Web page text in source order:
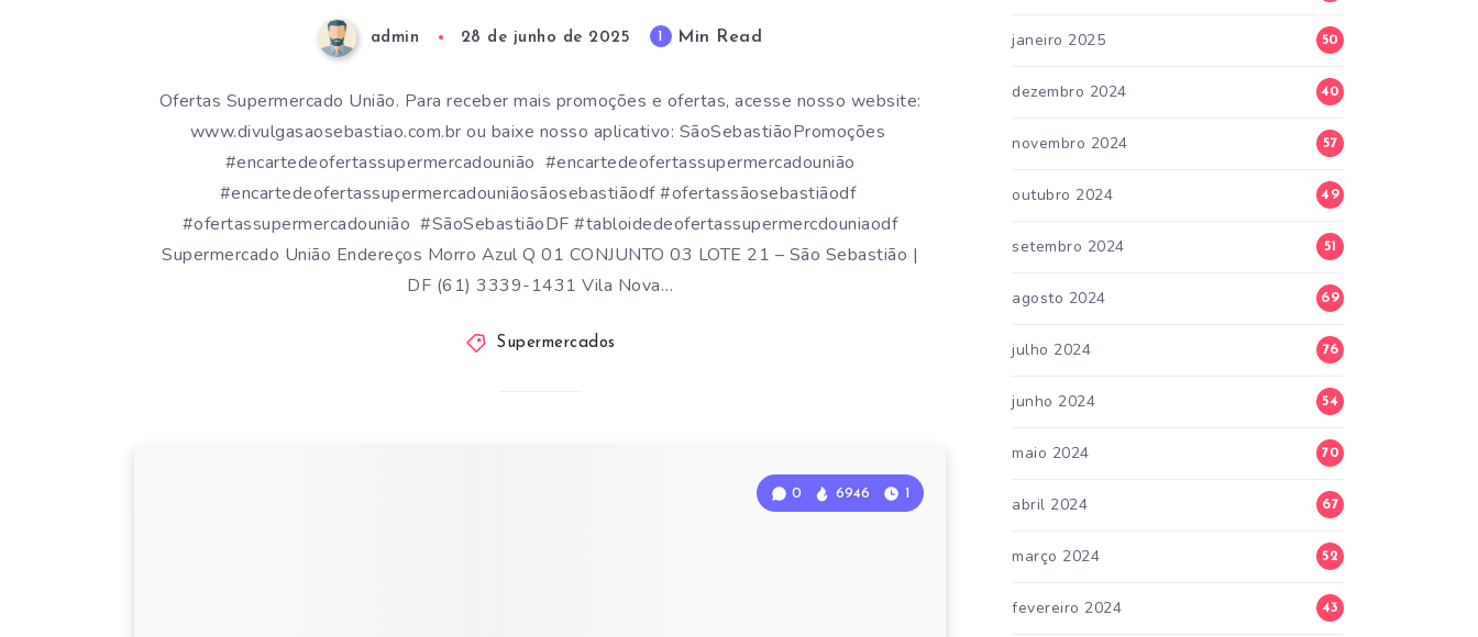
admin 28 de junho de 2025 Min Read
Ofertas Supermercado União. Para receber mais promoções e ofertas, acesse nosso website:
www.divulgasaosebastiao.com.br ou baixe nosso aplicativo: SãoSebastiãoPromoções
#encartedeofertassupermercadounião #encartedeofertassupermercadounião
#encartedeofertassupermercadouniãosãosebastiãodf #ofertassãosebastiãodf
#ofertassupermercadounião #SãoSebastiãoDF #tabloidedeofertassupermercdouniaodf
Supermercado União Endereços Morro Azul Q 01 CONJUNTO 03 LOTE 21 – São Sebastião |
DF (61) 3339-1431 Vila Nova…
Supermercados
0 6946 1
janeiro 2025 50
dezembro 2024 40
novembro 2024 57
outubro 2024 49
setembro 2024 51
agosto 2024 69
julho 2024 76
junho 2024 54
maio 2024 70
abril 2024 67
março 2024 52
fevereiro 2024 43